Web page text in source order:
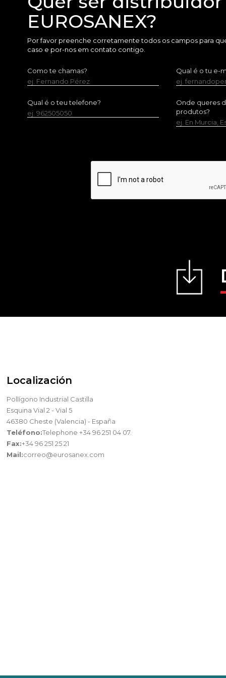
EUROSANEX?
Por favor preenche corretamente todos os campos para
caso e por-nos em contato contigo.
Como te chamas?
ej. Fernando Pérez
Qual é o tu e-
ej.
Qual é o teu telefone?
ej. 962505050
Onde queres
produtos?
ej. En Murcia,
Localización
Pollígono Industrial Castilla
Esquina Vial 2 - Vial 5
46380 Cheste (Valencia) - España
Teléfono:Telephone +34 96 251 04 07.
Fax:+34 96 251 25 21
Mail:correo@eurosanex.com